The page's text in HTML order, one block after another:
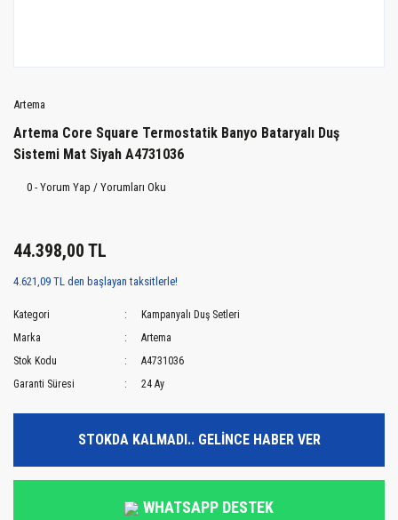
Artema
Artema Core Square Termostatik Banyo Bataryalı Duş
Sistemi Mat Siyah A4731036
0 - Yorum Yap / Yorumları Oku
44.398,00 TL
4.621,09 TL den başlayan taksitlerle!
Kategori
Kampanyalı Duş Setleri
Marka
Artema
Stok Kodu
A4731036
Garanti Süresi
24 Ay
STOKDA KALMADI.. GELİNCE HABER VER
WHATSAPP DESTEK